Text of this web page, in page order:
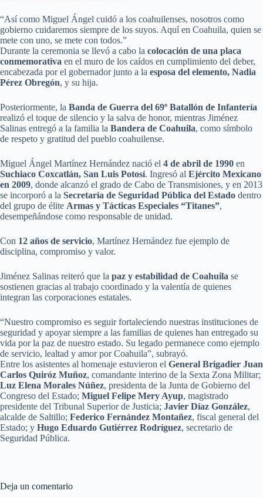
“Así como Miguel Ángel cuidó a los coahuilenses, nosotros como
gobierno cuidaremos siempre de los suyos. Aquí en Coahuila, quien se
mete con uno, se mete con todos.”
Durante la ceremonia se llevó a cabo la colocación de una placa
conmemorativa en el muro de los caídos en cumplimiento del deber,
encabezada por el gobernador junto a la esposa del elemento, Nadia
Pérez Obregón, y su hija.
Posteriormente, la Banda de Guerra del 69º Batallón de Infantería
realizó el toque de silencio y la salva de honor, mientras Jiménez
Salinas entregó a la familia la Bandera de Coahuila, como símbolo
de respeto y gratitud del pueblo coahuilense.
Miguel Ángel Martínez Hernández nació el 4 de abril de 1990 en
Suchiaco Coxcatlán, San Luis Potosí. Ingresó al Ejército Mexicano
en 2009, donde alcanzó el grado de Cabo de Transmisiones, y en 2013
se incorporó a la Secretaría de Seguridad Pública del Estado dentro
del grupo de élite Armas y Tácticas Especiales “Titanes”,
desempeñándose como responsable de unidad.
Con 12 años de servicio, Martínez Hernández fue ejemplo de
disciplina, compromiso y valor.
Jiménez Salinas reiteró que la paz y estabilidad de Coahuila se
sostienen gracias al trabajo coordinado y la valentía de quienes
integran las corporaciones estatales.
“Nuestro compromiso es seguir fortaleciendo nuestras instituciones de
seguridad y apoyar siempre a las familias de quienes han entregado su
vida por la paz de nuestro estado. Su legado permanece como ejemplo
de servicio, lealtad y amor por Coahuila”, subrayó.
Entre los asistentes al homenaje estuvieron el General Brigadier Juan
Carlos Quiróz Muñoz, comandante interino de la Sexta Zona Militar;
Luz Elena Morales Núñez, presidenta de la Junta de Gobierno del
Congreso del Estado; Miguel Felipe Mery Ayup, magistrado
presidente del Tribunal Superior de Justicia; Javier Díaz González,
alcalde de Saltillo; Federico Fernández Montañez, fiscal general del
Estado; y Hugo Eduardo Gutiérrez Rodríguez, secretario de
Seguridad Pública.
Deja un comentario